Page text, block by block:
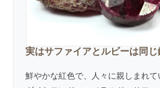
実はサファイアとルビーは同
鮮やかな紅色で、人々に親しまれて